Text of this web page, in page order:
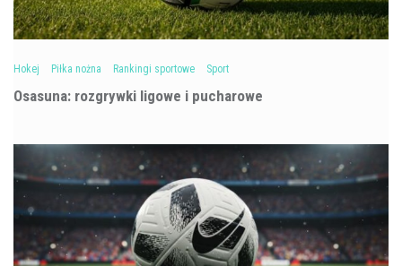
Hokej Piłka nożna Rankingi sportowe Sport
Osasuna: rozgrywki ligowe i pucharowe